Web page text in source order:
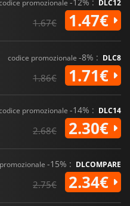
promozionale DLC12
1.67€ 1.47€
codice promozionale -8% : DLC8
1.86€ 1.71€
promozionale -14% : DLC14
2.68€ 2.30€
-15% : DLCOMPARE
2.75€ 2.34€